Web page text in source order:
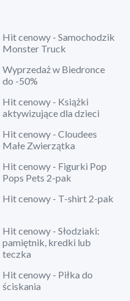
Hit cenowy - Samochodzik
Monster Truck
Wyprzedaż w Biedronce
do -50%
Hit cenowy - Książki
aktywizujące dla dzieci
Hit cenowy - Cloudees
Małe Zwierzątka
Hit cenowy - Figurki Pop
Pops Pets 2-pak
Hit cenowy - T-shirt 2-pak
Hit cenowy - Słodziaki:
pamiętnik, kredki lub
teczka
Hit cenowy - Piłka do
ściskania